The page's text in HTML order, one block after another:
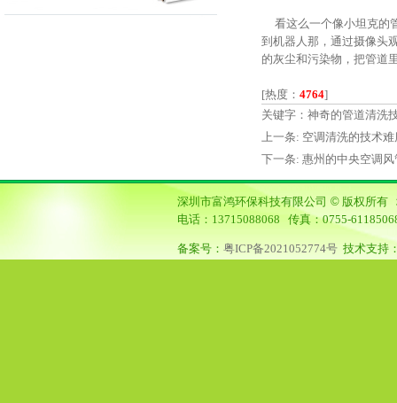
看这么一个像小坦克的
到机器人那，通过摄像头
的灰尘和污染物，把管道
[热度： 4764]
关键字：神奇的管道清洗
上一条: 空调清洗的技术
下一条: 惠州的中央空调
深圳市富鸿环保科技有限公司 © 版权所有
电话：13715088068 传真：0755-
备案号： 粤ICP备2021052774号 技术支持